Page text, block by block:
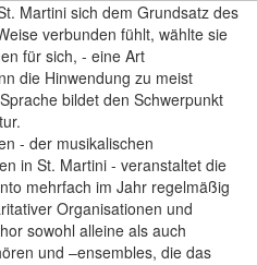
Martini sich dem Grundsatz des
verbunden fühlt, wählte sie
für sich, - eine Art
die Hinwendung zu meist
bildet den Schwerpunkt
- der musikalischen
in St. Martini - veranstaltet die
mehrfach im Jahr regelmäßig
Organisationen und
sowohl alleine als auch
und –ensembles, die das